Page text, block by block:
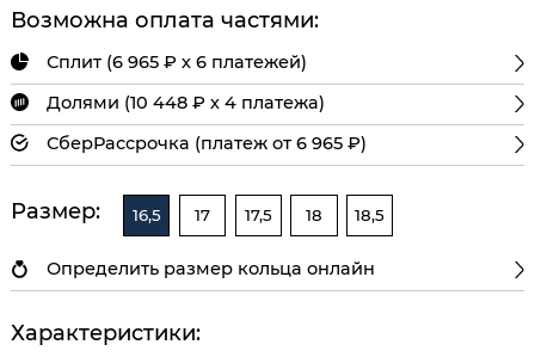
Возможна оплата частями:
Сплит (6 965 ₽ х 6 платежей)
Долями (10 448 ₽ х 4 платежа)
СберРассрочка (платеж от 6 965 ₽)
Размер: 16,5 17 17,5 18 18,5
Определить размер кольца онлайн
Характеристики: